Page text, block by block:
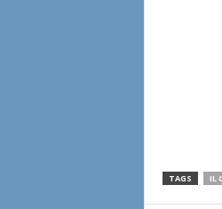
TAGS IL